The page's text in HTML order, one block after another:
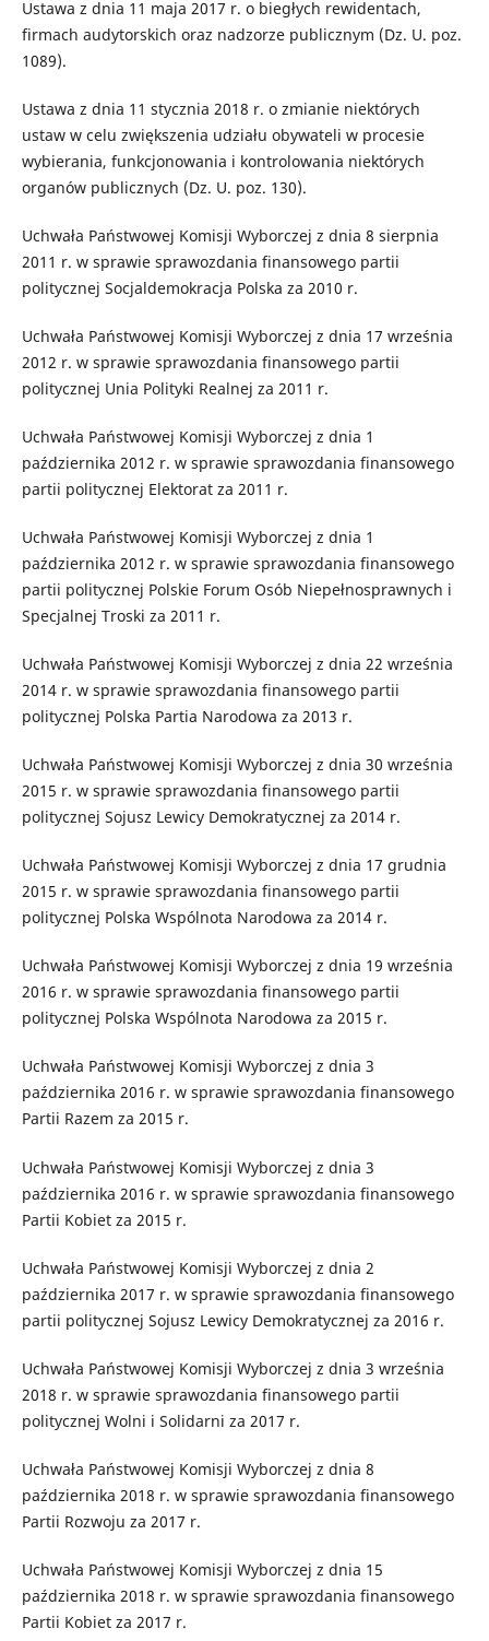
Ustawa z dnia 11 maja 2017 r. o biegłych rewidentach,
firmach audytorskich oraz nadzorze publicznym (Dz. U. poz.
1089).
Ustawa z dnia 11 stycznia 2018 r. o zmianie niektórych
ustaw w celu zwiększenia udziału obywateli w procesie
wybierania, funkcjonowania i kontrolowania niektórych
organów publicznych (Dz. U. poz. 130).
Uchwała Państwowej Komisji Wyborczej z dnia 8 sierpnia
2011 r. w sprawie sprawozdania finansowego partii
politycznej Socjaldemokracja Polska za 2010 r.
Uchwała Państwowej Komisji Wyborczej z dnia 17 września
2012 r. w sprawie sprawozdania finansowego partii
politycznej Unia Polityki Realnej za 2011 r.
Uchwała Państwowej Komisji Wyborczej z dnia 1
października 2012 r. w sprawie sprawozdania finansowego
partii politycznej Elektorat za 2011 r.
Uchwała Państwowej Komisji Wyborczej z dnia 1
października 2012 r. w sprawie sprawozdania finansowego
partii politycznej Polskie Forum Osób Niepełnosprawnych i
Specjalnej Troski za 2011 r.
Uchwała Państwowej Komisji Wyborczej z dnia 22 września
2014 r. w sprawie sprawozdania finansowego partii
politycznej Polska Partia Narodowa za 2013 r.
Uchwała Państwowej Komisji Wyborczej z dnia 30 września
2015 r. w sprawie sprawozdania finansowego partii
politycznej Sojusz Lewicy Demokratycznej za 2014 r.
Uchwała Państwowej Komisji Wyborczej z dnia 17 grudnia
2015 r. w sprawie sprawozdania finansowego partii
politycznej Polska Wspólnota Narodowa za 2014 r.
Uchwała Państwowej Komisji Wyborczej z dnia 19 września
2016 r. w sprawie sprawozdania finansowego partii
politycznej Polska Wspólnota Narodowa za 2015 r.
Uchwała Państwowej Komisji Wyborczej z dnia 3
października 2016 r. w sprawie sprawozdania finansowego
Partii Razem za 2015 r.
Uchwała Państwowej Komisji Wyborczej z dnia 3
października 2016 r. w sprawie sprawozdania finansowego
Partii Kobiet za 2015 r.
Uchwała Państwowej Komisji Wyborczej z dnia 2
października 2017 r. w sprawie sprawozdania finansowego
partii politycznej Sojusz Lewicy Demokratycznej za 2016 r.
Uchwała Państwowej Komisji Wyborczej z dnia 3 września
2018 r. w sprawie sprawozdania finansowego partii
politycznej Wolni i Solidarni za 2017 r.
Uchwała Państwowej Komisji Wyborczej z dnia 8
października 2018 r. w sprawie sprawozdania finansowego
Partii Rozwoju za 2017 r.
Uchwała Państwowej Komisji Wyborczej z dnia 15
października 2018 r. w sprawie sprawozdania finansowego
Partii Kobiet za 2017 r.